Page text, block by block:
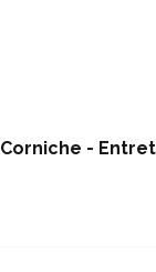
Corniche -